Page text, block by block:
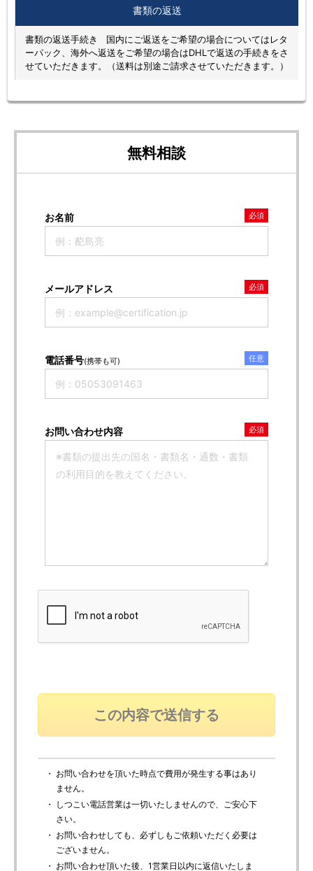
書類の返送
書類の返送手続き 国内にご返送をご希望の場合についてはレタ
ーパック、海外へ返送をご希望の場合はDHLで返送の手続きをさ
せていただきます。（送料は別途ご請求させていただきます。）
無料相談
お名前 必須
メールアドレス 必須
電話番号(携帯も可) 任意
お問い合わせ内容 必須
・ お問い合わせを頂いた時点で費用が発生する事はあり
ません。
・ しつこい電話営業は一切いたしませんので、ご安心下
さい。
・ お問い合わせしても、必ずしもご依頼いただく必要は
ございません。
・ お問い合わせ頂いた後、1営業日以内に返信いたしま